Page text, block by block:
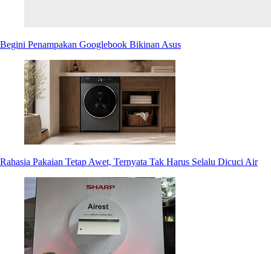
Begini Penampakan Googlebook Bikinan Asus
Rahasia Pakaian Tetap Awet, Ternyata Tak Harus Selalu Dicuci Air